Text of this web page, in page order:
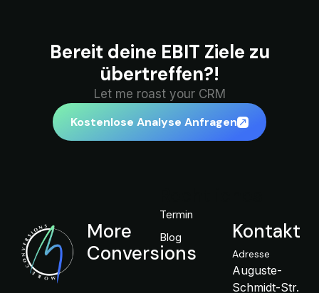
Bereit deine EBIT Ziele zu
übertreffen?!
Let me roast your CRM
Kostenlose Analyse Anfragen
Kontakt
Adresse
Auguste-
Schmidt-Str.
Termin
Blog
More
Conversions